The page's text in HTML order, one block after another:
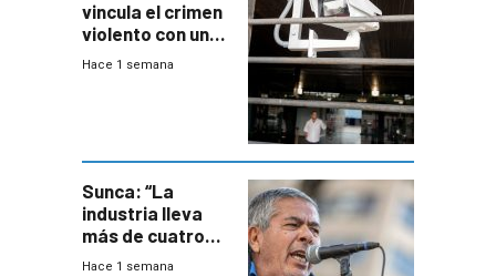
vincula el crimen
violento con una
menor creación
Hace 1 semana
Sunca: “La
industria lleva
más de cuatro
meses sin
Hace 1 semana